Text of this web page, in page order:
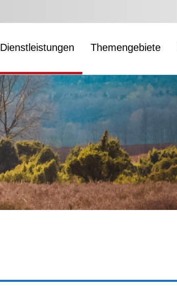
Dienstleistungen Themengebiete